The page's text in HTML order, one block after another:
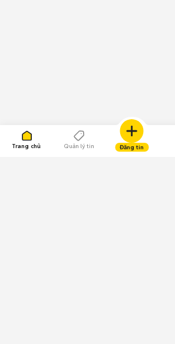
Trang chủ Quản lý tin Đăng tin